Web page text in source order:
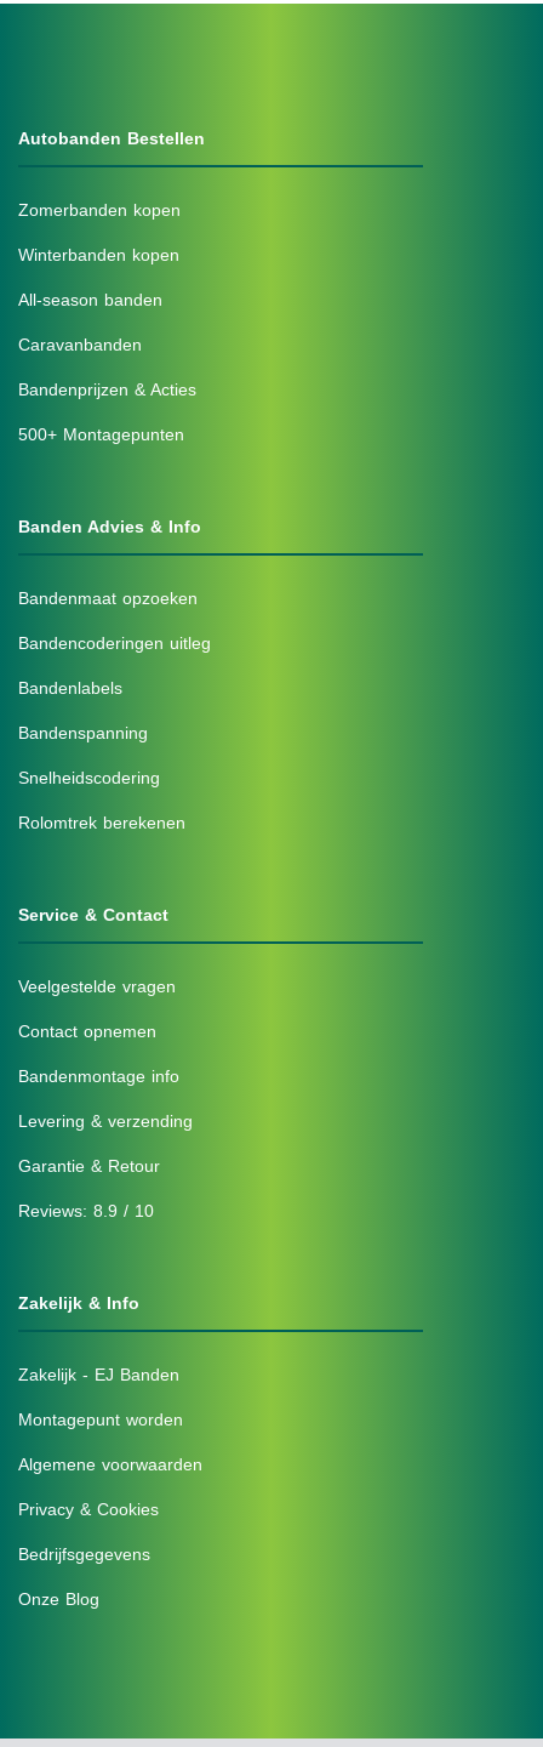
Autobanden Bestellen
Zomerbanden kopen
Winterbanden kopen
All-season banden
Caravanbanden
Bandenprijzen & Acties
500+ Montagepunten
Banden Advies & Info
Bandenmaat opzoeken
Bandencoderingen uitleg
Bandenlabels
Bandenspanning
Snelheidscodering
Rolomtrek berekenen
Service & Contact
Veelgestelde vragen
Contact opnemen
Bandenmontage info
Levering & verzending
Garantie & Retour
Reviews: 8.9 / 10
Zakelijk & Info
Zakelijk - EJ Banden
Montagepunt worden
Algemene voorwaarden
Privacy & Cookies
Bedrijfsgegevens
Onze Blog